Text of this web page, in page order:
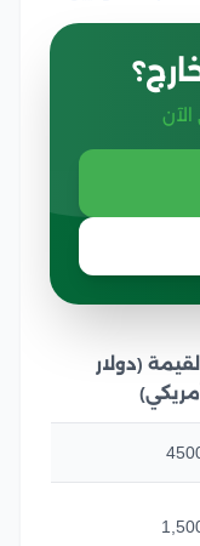
القيمة (دولار